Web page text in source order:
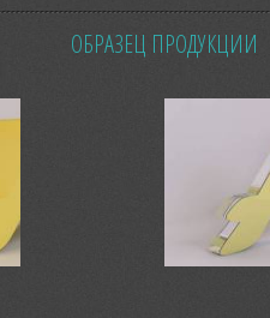
ОБРАЗЕЦ ПРОДУКЦИИ